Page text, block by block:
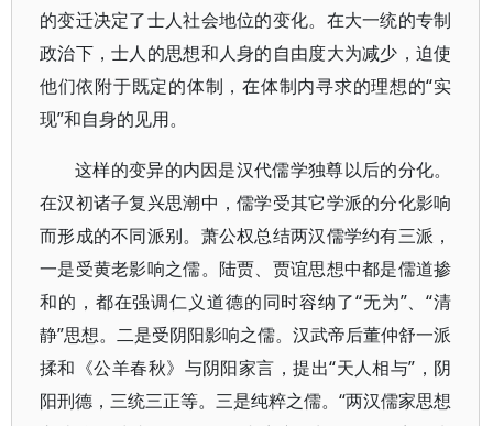
的变迁决定了士人社会地位的变化。在大一统的专制
政治下，士人的思想和人身的自由度大为减少，迫使
他们依附于既定的体制，在体制内寻求的理想的“实
现”和自身的见用。
这样的变异的内因是汉代儒学独尊以后的分化。
在汉初诸子复兴思潮中，儒学受其它学派的分化影响
而形成的不同派别。萧公权总结两汉儒学约有三派，
一是受黄老影响之儒。陆贾、贾谊思想中都是儒道掺
和的，都在强调仁义道德的同时容纳了“无为”、“清
静”思想。二是受阴阳影响之儒。汉武帝后董仲舒一派
揉和《公羊春秋》与阴阳家言，提出“天人相与”，阴
阳刑德，三统三正等。三是纯粹之儒。“两汉儒家思想